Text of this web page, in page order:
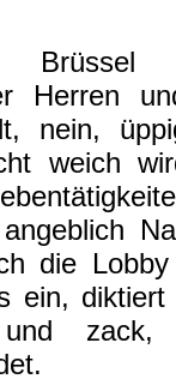
Brüssel
Herren
nein,
weich
die
ein,